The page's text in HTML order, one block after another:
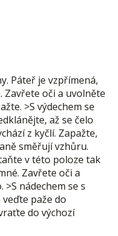
Páteř je vzpřímená,
Zavřete oči a uvolněte
>S výdechem se
až se čelo
z kyčlí. Zapažte,
směřují vzhůru.
v této poloze tak
Zavřete oči a
nádechem se s
paže do
do výchozí